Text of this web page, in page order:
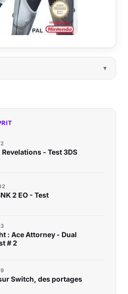
- Test 3DS
2 EO - Test
: Ace Attorney - Dual
# 2
Switch, des portages